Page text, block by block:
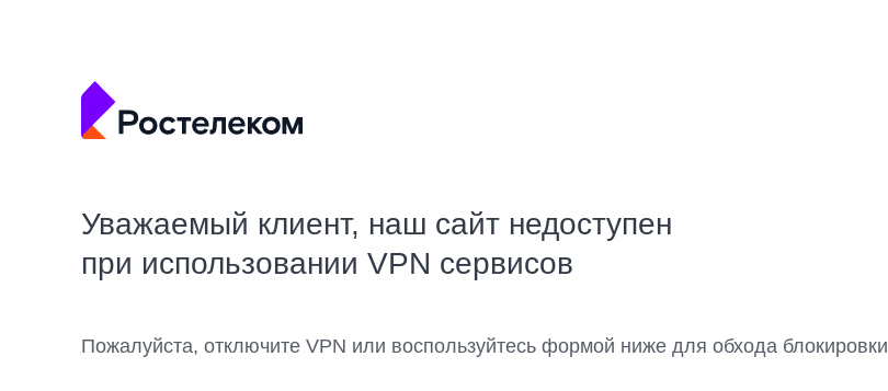
Уважаемый клиент, наш сайт недоступен
при использовании VPN сервисов
Пожалуйста, отключите VPN или воспользуйтесь формой ниже для обхода блокировки